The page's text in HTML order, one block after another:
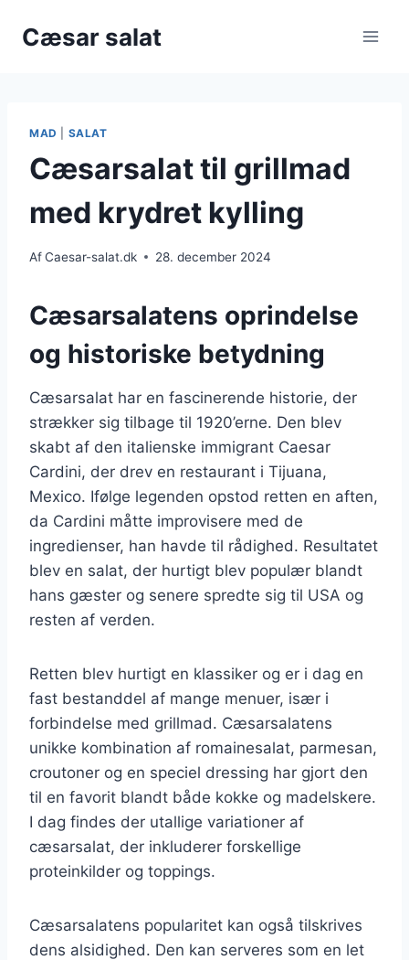
Cæsar salat
MAD SALAT
Cæsarsalat til grillmad
med krydret kylling
AfCaesar-salat.dk 28. december 2024
Cæsarsalatens oprindelse
og historiske betydning
Cæsarsalat har en fascinerende historie, der
strækker sig tilbage til 1920’erne. Den blev
skabt af den italienske immigrant Caesar
Cardini, der drev en restaurant i Tijuana,
Mexico. Ifølge legenden opstod retten en aften,
da Cardini måtte improvisere med de
ingredienser, han havde til rådighed. Resultatet
blev en salat, der hurtigt blev populær blandt
hans gæster og senere spredte sig til USA og
resten af verden.
Retten blev hurtigt en klassiker og er i dag en
fast bestanddel af mange menuer, især i
forbindelse med grillmad. Cæsarsalatens
unikke kombination af romainesalat, parmesan,
croutoner og en speciel dressing har gjort den
til en favorit blandt både kokke og madelskere.
I dag findes der utallige variationer af
cæsarsalat, der inkluderer forskellige
proteinkilder og toppings.
Cæsarsalatens popularitet kan også tilskrives
dens alsidighed. Den kan serveres som en let